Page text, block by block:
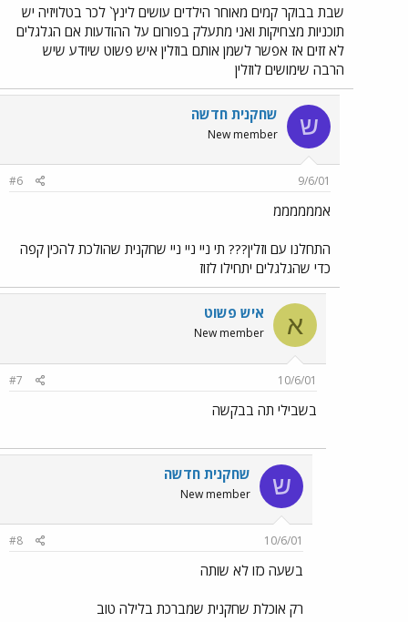
שבת בבוקר קמים מאוחר הילדים עושים לינץ` לכר בטלויזיה יש
תוכניות מצחיקות ואני מתעלק בפורום על ההודעות אם הגלגלים
לא זזים אז אפשר לשמן אותם בוזלין איש פשוט שיודע שיש
הרבה שימושים לוזלין
ש שחקנית חדשה
New member
9/6/01
#6
אממממממ
התחלנו עם וזלין??? תי ניי ניי ניי שחקנית שהולכת להכין קפה
כדי שהגלגלים יתחילו לזוז
א איש פשוט
New member
10/6/01
#7
בשבילי תה בבקשה
ש שחקנית חדשה
New member
10/6/01
#8
בשעה כזו לא שותה
רק אוכלת שחקנית שמברכת בלילה טוב